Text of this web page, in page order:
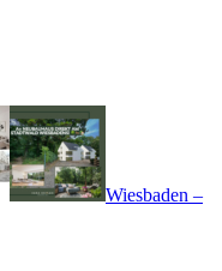
Wiesbaden –